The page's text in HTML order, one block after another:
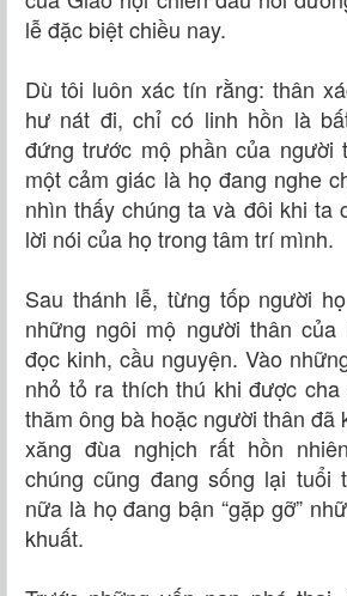
lễ đặc biệt chiều nay.
Dù tôi luôn xác tín rằng: thân
hư nát đi, chỉ có linh hồn là
đứng trước mộ phần của người
một cảm giác là họ đang nghe
nhìn thấy chúng ta và đôi khi ta
lời nói của họ trong tâm trí mình.
Sau thánh lễ, từng tốp người
những ngôi mộ người thân
đọc kinh, cầu nguyện. Vào
nhỏ tỏ ra thích thú khi được
thăm ông bà hoặc người thân đã
xăng đùa nghịch rất hồn
chúng cũng đang sống lại
nữa là họ đang bận “gặp gỡ”
khuất.